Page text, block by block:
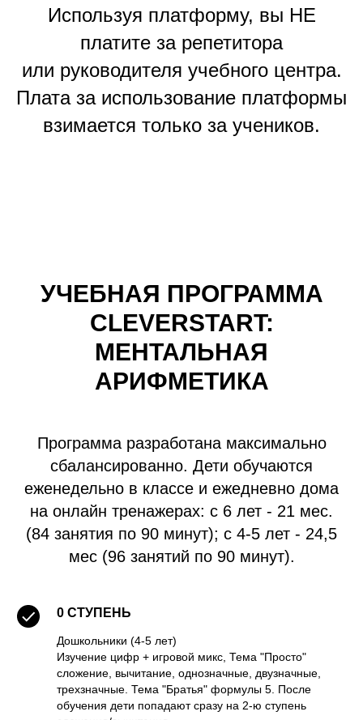
Используя платформу, вы НЕ
платите за репетитора
или руководителя учебного центра.
Плата за использование платформы
взимается только за учеников.
УЧЕБНАЯ ПРОГРАММА
CLEVERSTART:
МЕНТАЛЬНАЯ
АРИФМЕТИКА
Программа разработана максимально
сбалансированно. Дети обучаются
еженедельно в классе и ежедневно дома
на онлайн тренажерах: с 6 лет - 21 мес.
(84 занятия по 90 минут); с 4-5 лет - 24,5
мес (96 занятий по 90 минут).
0 СТУПЕНЬ
Дошкольники (4-5 лет)
Изучение цифр + игровой микс, Тема "Просто"
сложение, вычитание, однозначные, двузначные,
трехзначные. Тема "Братья" формулы 5. После
обучения дети попадают сразу на 2-ю ступень